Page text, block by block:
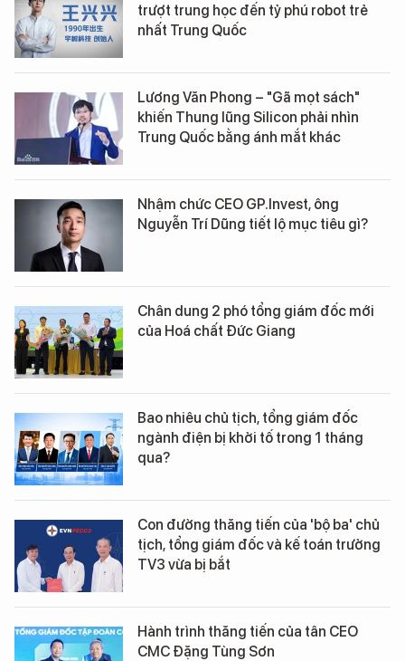
trượt trung học đến tỷ phú robot trẻ
nhất Trung Quốc
Lương Văn Phong – "Gã mọt sách"
khiến Thung lũng Silicon phải nhìn
Trung Quốc bằng ánh mắt khác
Nhậm chức CEO GP.Invest, ông
Nguyễn Trí Dũng tiết lộ mục tiêu gì?
Chân dung 2 phó tổng giám đốc mới
của Hoá chất Đức Giang
Bao nhiêu chủ tịch, tổng giám đốc
ngành điện bị khởi tố trong 1 tháng
qua?
Con đường thăng tiến của 'bộ ba' chủ
tịch, tổng giám đốc và kế toán trưởng
TV3 vừa bị bắt
Hành trình thăng tiến của tân CEO
CMC Đặng Tùng Sơn